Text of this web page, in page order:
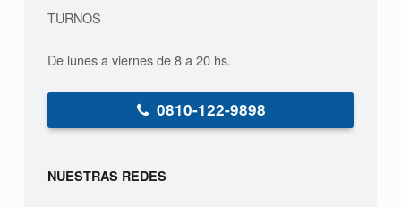
TURNOS
De lunes a viernes de 8 a 20 hs.
0810-122-9898
NUESTRAS REDES